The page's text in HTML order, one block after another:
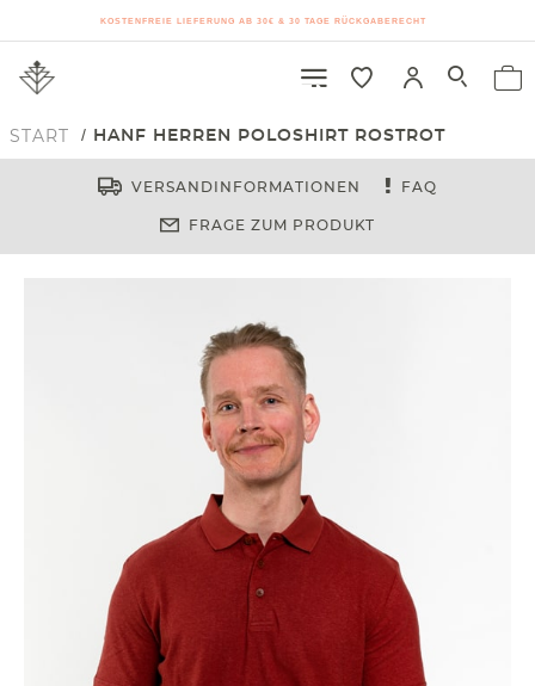
KOSTENFREIE LIEFERUNG AB 30€ & 30 TAGE RÜCKGABERECHT
START HANF HERREN POLOSHIRT ROSTROT
VERSANDINFORMATIONEN FAQ
FRAGE ZUM PRODUKT